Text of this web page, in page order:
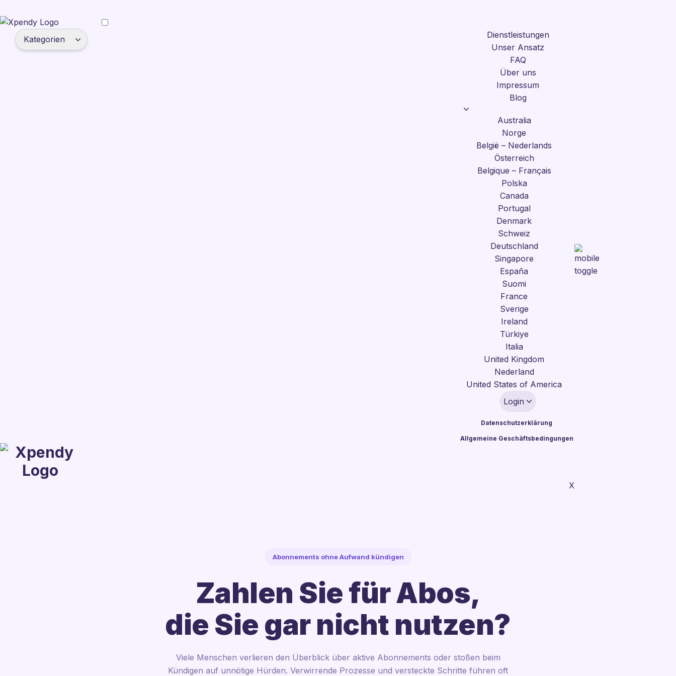
Kategorien
Dienstleistungen
Unser Ansatz
FAQ
Über uns
Impressum
Blog
Australia
Norge
België – Nederlands
Österreich
Belgique – Français
Polska
Canada
Portugal
Denmark
Schweiz
Deutschland
Singapore
España
Suomi
France
Sverige
Ireland
Türkiye
Italia
United Kingdom
Nederland
United States of America
Login
Datenschutzerklärung
Allgemeine Geschäftsbedingungen
X
Abonnements ohne Aufwand kündigen
Zahlen Sie für Abos,
die Sie gar nicht nutzen?
Viele Menschen verlieren den Überblick über aktive Abonnements oder stoßen beim
Kündigen auf unnötige Hürden. Verwirrende Prozesse und versteckte Schritte führen oft